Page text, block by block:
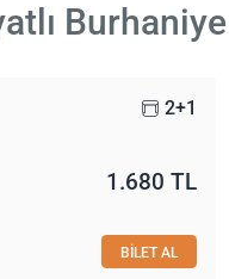
2+1
1.680 TL
BİLET AL